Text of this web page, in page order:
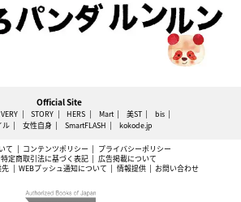
Official Site
VERY STORY HERS Mart 美ST
bis
ル
女性自身 SmartFLASH kokode.jp
て コンテンツポリシー
プライバシーポリシー
特定商取引法に基づく表記
広告掲載について
先 WEBプッシュ通知について 情報提供 お問い合わせ